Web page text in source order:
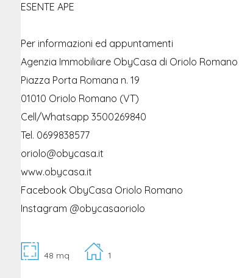
ESENTE APE
Per informazioni ed appuntamenti
Agenzia Immobiliare ObyCasa di Oriolo Romano
Piazza Porta Romana n. 19
01010 Oriolo Romano (VT)
Cell/Whatsapp 3500269840
Tel. 0699838577
oriolo@obycasa.it
www.obycasa.it
Facebook ObyCasa Oriolo Romano
Instagram @obycasaoriolo
48 mq 1